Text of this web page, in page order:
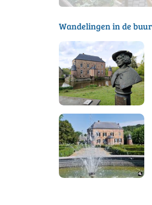
Wandelingen in de